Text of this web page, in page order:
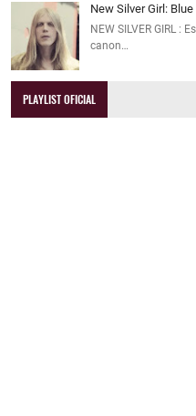
New Silver Girl: Blue
NEW SILVER GIRL :
canon…
PLAYLIST OFICIAL